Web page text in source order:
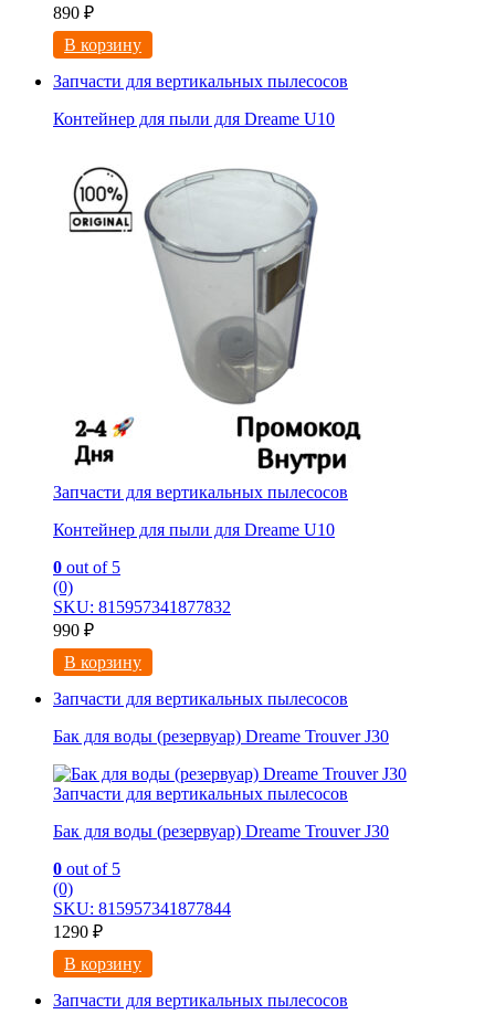
890 ₽
В корзину
Запчасти для вертикальных пылесосов
Контейнер для пыли для Dreame U10
Запчасти для вертикальных пылесосов
Контейнер для пыли для Dreame U10
0 out of 5
(0)
SKU: 815957341877832
990 ₽
В корзину
Запчасти для вертикальных пылесосов
Бак для воды (резервуар) Dreame Trouver J30
Запчасти для вертикальных пылесосов
Бак для воды (резервуар) Dreame Trouver J30
0 out of 5
(0)
SKU: 815957341877844
1290 ₽
В корзину
Запчасти для вертикальных пылесосов